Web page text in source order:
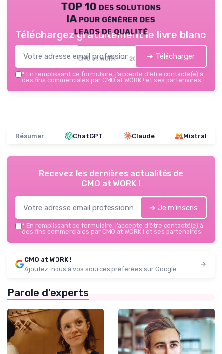
TOP 10 des solutions
IA pour générer des
leads de qualité
CMO at WORK ! — 2026
Téléchargez gratuitement le livre blanc
➔ Télécharger
* En remplissant ce formulaire, j’accepte d’être contacté(e) à
des fins commerciales par CMO at WORK ! et ses partenaires.
Résumer ChatGPT Claude Mistral
Recevez les dernières actualités de
CMO at WORK !
➔ Je m'inscris
* En remplissant ce formulaire, j’accepte d’être contacté(e) à
des fins commerciales par CMO at WORK ! et ses partenaires.
CMO at WORK !
Ajoutez-nous à vos sources préférées sur Google
Parole d'experts